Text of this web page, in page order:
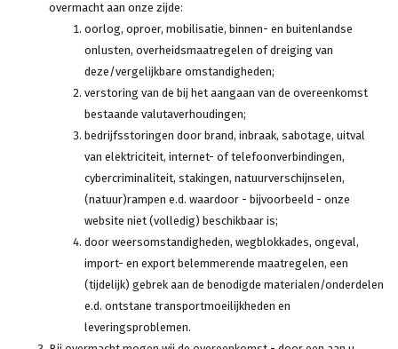
overmacht aan onze zijde:
oorlog, oproer, mobilisatie, binnen- en buitenlandse
onlusten, overheidsmaatregelen of dreiging van
deze/vergelijkbare omstandigheden;
verstoring van de bij het aangaan van de overeenkomst
bestaande valutaverhoudingen;
bedrijfsstoringen door brand, inbraak, sabotage, uitval
van elektriciteit, internet- of telefoonverbindingen,
cybercriminaliteit, stakingen, natuurverschijnselen,
(natuur)rampen e.d. waardoor - bijvoorbeeld - onze
website niet (volledig) beschikbaar is;
door weersomstandigheden, wegblokkades, ongeval,
import- en export belemmerende maatregelen, een
(tijdelijk) gebrek aan de benodigde materialen/onderdelen
e.d. ontstane transportmoeilijkheden en
leveringsproblemen.